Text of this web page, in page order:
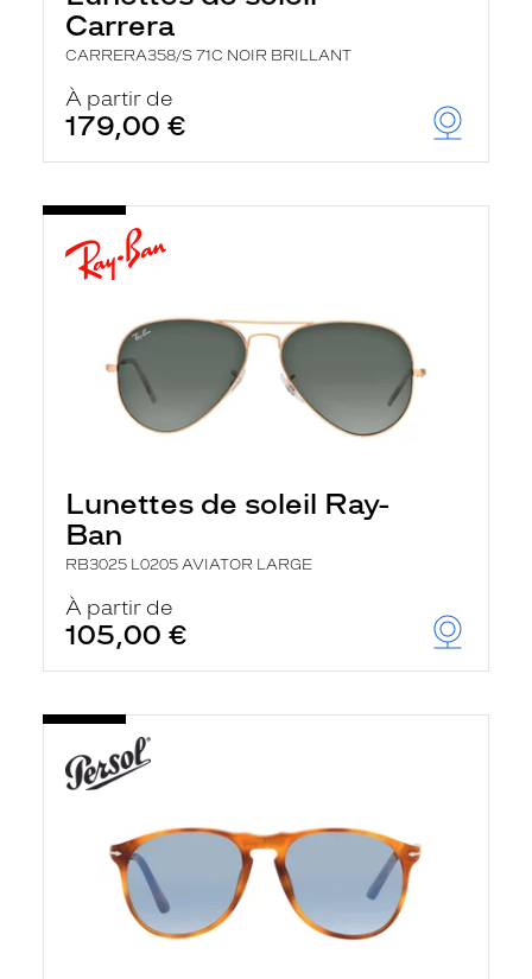
Carrera
CARRERA358/S 71C NOIR BRILLANT
À partir de
179,00 €
Lunettes de soleil Ray-
Ban
RB3025 L0205 AVIATOR LARGE
À partir de
105,00 €